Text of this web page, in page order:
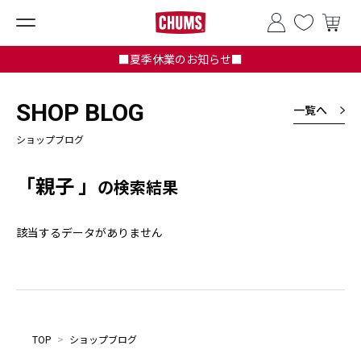
■夏季休業のお知らせ■
SHOP BLOG
ショップブログ
一覧へ
「親子 」 の検索結果
該当するデータがありません
TOP > ショップブログ